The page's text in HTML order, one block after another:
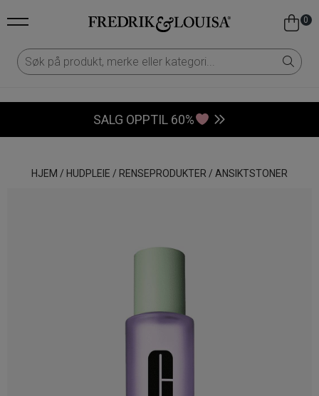
0
SALG OPPTIL 60%
HJEM / HUDPLEIE / RENSEPRODUKTER / ANSIKTSTONER